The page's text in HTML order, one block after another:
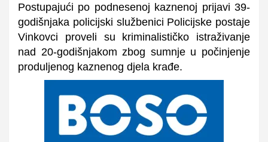
Postupajući po podnesenoj kaznenoj prijavi 39-
godišnjaka policijski službenici Policijske postaje
Vinkovci proveli su kriminalističko istraživanje
nad 20-godišnjakom zbog sumnje u počinjenje
produljenog kaznenog djela krađe.